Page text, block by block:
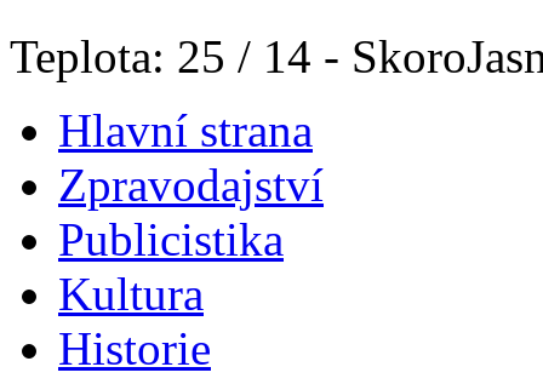
Teplota: 25 / 14 -
Hlavní strana
Zpravodajství
Publicistika
Kultura
Historie